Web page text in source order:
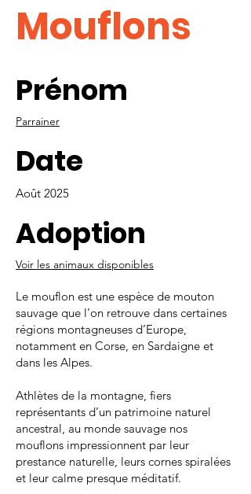
Mouflons
Prénom
Parrainer
Date
Août 2025
Adoption
Voir les animaux disponibles
Le mouflon est une espèce de mouton
sauvage que l’on retrouve dans certaines
régions montagneuses d’Europe,
notamment en Corse, en Sardaigne et
dans les Alpes.
Athlètes de la montagne, fiers
représentants d’un patrimoine naturel
ancestral, au monde sauvage nos
mouflons impressionnent par leur
prestance naturelle, leurs cornes spiralées
et leur calme presque méditatif.